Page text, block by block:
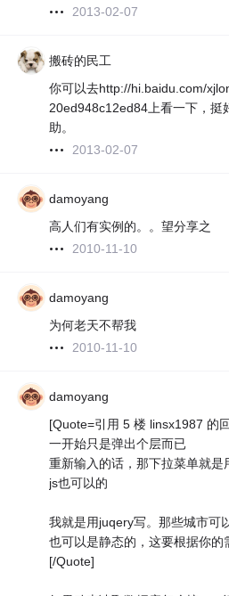
2013-02-07
搬砖的民工
你可以去http://hi.baidu.com/
20ed948c12ed84上看一下，挺
助。
2013-02-07
damoyang
高人们有实例的。。望分享之
2010-11-10
damoyang
为何老天不帮我
2010-11-10
damoyang
[Quote=引用 5 楼 linsx1987 的
一开始只是弹出个层而已
重新输入的话，那下拉菜单就是
js也可以的
我就是用juqery写。那些城市可
也可以是静态的，这要根据你的
[/Quote]